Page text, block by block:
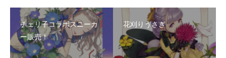
チェリ子コラボスニーカ
ー販売！
花刈りうさぎ